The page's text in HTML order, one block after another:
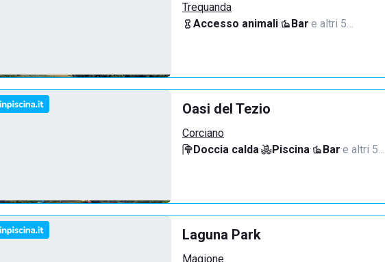
Trequanda
Accesso animali· Bar·e altri 5…
Oasi del Tezio
Corciano
Doccia calda· Piscina· Bar·e altri 5…
Laguna Park
Magione